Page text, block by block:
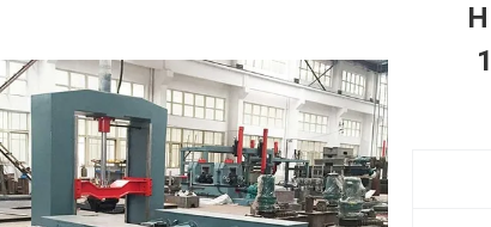
HZL-1200 الهيدروليكية التلقائي توسيط H